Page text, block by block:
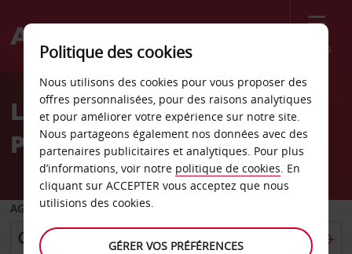
Menu
Welcome
AvisLocation de voiture
Penzberg
AGENCE DE DÉPART
Politique des cookies
Nous utilisons des cookies pour vous proposer des
offres personnalisées, pour des raisons analytiques
et pour améliorer votre expérience sur notre site.
Nous partageons également nos données avec des
partenaires publicitaires et analytiques. Pour plus
d’informations, voir notre politique de cookies. En
cliquant sur ACCEPTER vous acceptez que nous
utilisions des cookies.
GÉRER VOS PRÉFÉRENCES